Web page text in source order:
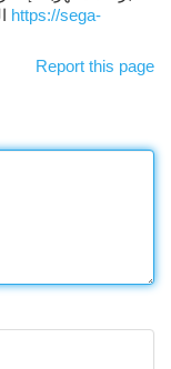
https://sega-
Report this page